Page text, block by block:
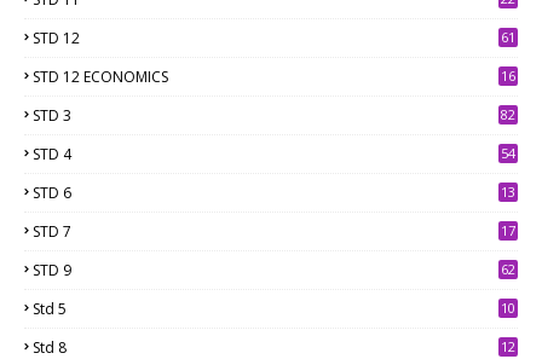
STD 12 61
STD 12 ECONOMICS 16
STD 3 82
STD 4 54
STD 6
13
STD 7
17
STD 9 62
Std 5
10
Std 8
12